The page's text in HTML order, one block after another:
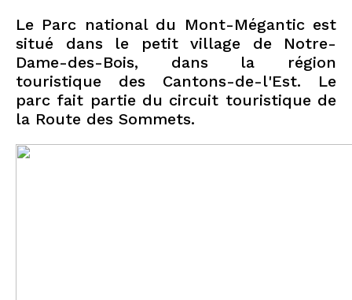
Le Parc national du Mont-Mégantic est
situé dans le petit village de Notre-
Dame-des-Bois, dans la région
touristique des Cantons-de-l'Est. Le
parc fait partie du circuit touristique de
la Route des Sommets.